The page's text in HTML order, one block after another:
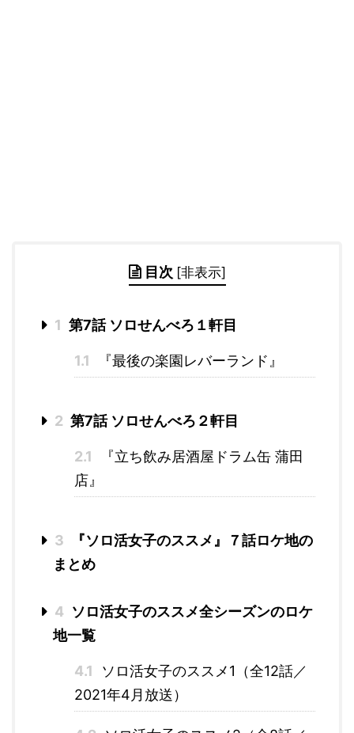
目次 [非表示]
1 第7話 ソロせんべろ１軒目
1.1 『最後の楽園レバーランド』
2 第7話 ソロせんべろ２軒目
2.1
『立ち飲み居酒屋ドラム缶 蒲田
店』
3
『ソロ活女子のススメ』７話ロケ地の
まとめ
4 ソロ活女子のススメ全シーズンのロケ
地一覧
4.1
ソロ活女子のススメ1（全12話／
2021年4月放送）